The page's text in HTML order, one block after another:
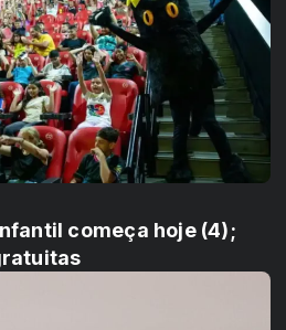
começa hoje (4);